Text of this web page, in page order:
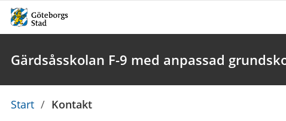
Gärdsåsskolan F-9 med anpassad
Du
Start / Kontakt